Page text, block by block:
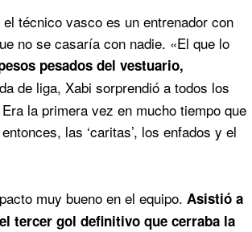
técnico vasco es un entrenador con
no se casaría con nadie. «El que lo
pesados del vestuario,
de liga, Xabi sorprendió a todos los
la primera vez en mucho tiempo que
las ‘caritas’, los enfados y el
muy bueno en el equipo. Asistió a
tercer gol definitivo que cerraba la